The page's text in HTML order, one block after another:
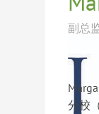
副总
分校